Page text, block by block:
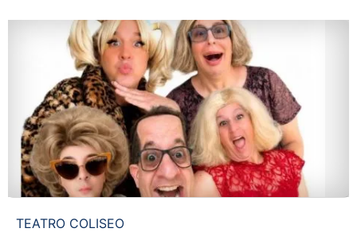
TEATRO COLISEO